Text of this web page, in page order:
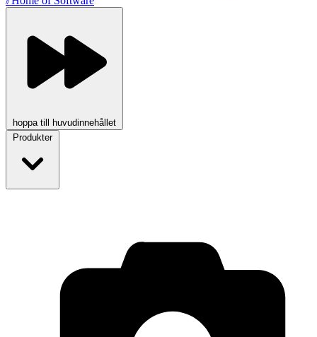
hoppa till huvudinnehållet
Produkter